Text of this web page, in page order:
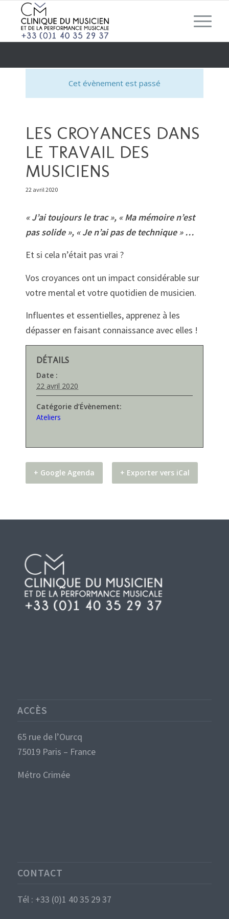
Cet évènement est passé
LES CROYANCES DANS
LE TRAVAIL DES
MUSICIENS
22 avril 2020
« J’ai toujours le trac », « Ma mémoire n’est
pas solide », « Je n’ai pas de technique » …
Et si cela n’était pas vrai ?
Vos croyances ont un impact considérable sur
votre mental et votre quotidien de musicien.
Influentes et essentielles, apprenez à les
dépasser en faisant connaissance avec elles !
DÉTAILS
Date :
22 avril 2020
Catégorie d’Évènement:
Ateliers
+ Google Agenda + Exporter vers iCal
ACCÈS
65 rue de l’Ourcq
75019 Paris – France
Métro Crimée
CONTACT
Tél : +33 (0)1 40 35 29 37